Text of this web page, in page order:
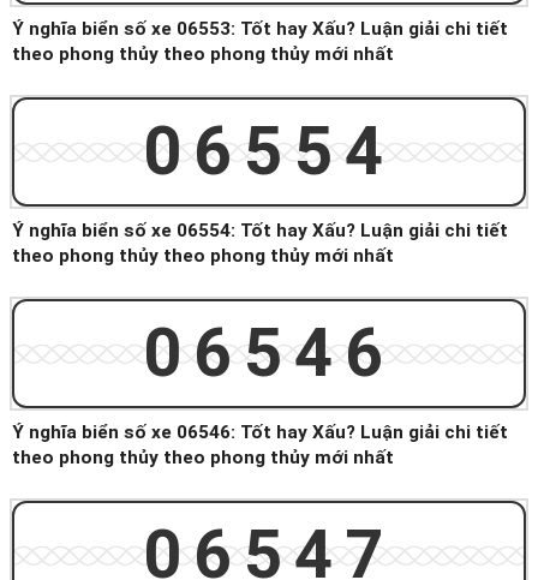
Ý nghĩa biển số xe 06553: Tốt hay Xấu? Luận giải chi tiết
theo phong thủy theo phong thủy mới nhất
06554
Ý nghĩa biển số xe 06554: Tốt hay Xấu? Luận giải chi tiết
theo phong thủy theo phong thủy mới nhất
06546
Ý nghĩa biển số xe 06546: Tốt hay Xấu? Luận giải chi tiết
theo phong thủy theo phong thủy mới nhất
06547